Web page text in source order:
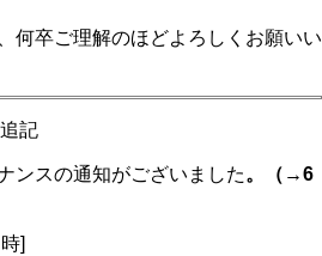
何卒ご理解のほどよろしくお願いい
記
ンスの通知がございました。（→6
]